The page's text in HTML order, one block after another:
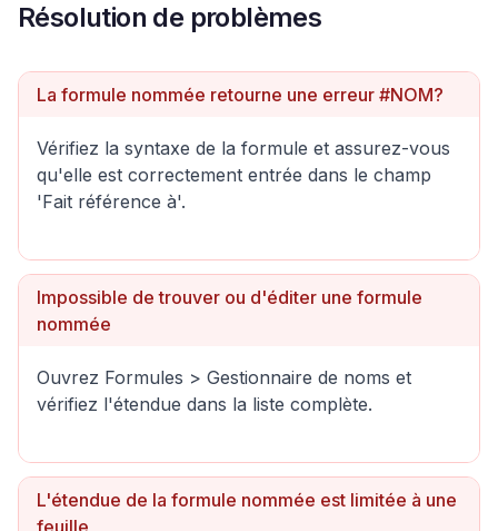
Résolution de problèmes
La formule nommée retourne une erreur #NOM?
Vérifiez la syntaxe de la formule et assurez-vous
qu'elle est correctement entrée dans le champ
'Fait référence à'.
Impossible de trouver ou d'éditer une formule
nommée
Ouvrez Formules > Gestionnaire de noms et
vérifiez l'étendue dans la liste complète.
L'étendue de la formule nommée est limitée à une
feuille